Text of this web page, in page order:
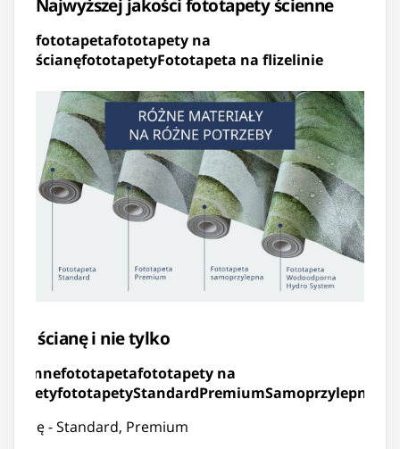
Najwyższej jakości fototapety ścienne
fototapetafototapety na
ścianęfototapetyFototapeta na flizelinie
na ścianę i nie tylko
ściennefototapetafototapety na
fototapetyStandardPremiumSamoprzylepną
- Standard, Premium